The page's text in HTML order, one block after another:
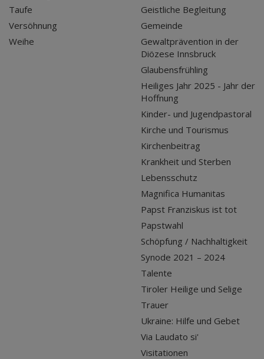
Taufe
Versöhnung
Weihe
Geistliche Begleitung
Gemeinde
Gewaltprävention in der
Diözese Innsbruck
Glaubensfrühling
Heiliges Jahr 2025 - Jahr der
Hoffnung
Kinder- und Jugendpastoral
Kirche und Tourismus
Kirchenbeitrag
Krankheit und Sterben
Lebensschutz
Magnifica Humanitas
Papst Franziskus ist tot
Papstwahl
Schöpfung / Nachhaltigkeit
Synode 2021 – 2024
Talente
Tiroler Heilige und Selige
Trauer
Ukraine: Hilfe und Gebet
Via Laudato si'
Visitationen